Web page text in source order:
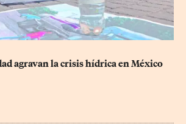
agravan la crisis hídrica en México